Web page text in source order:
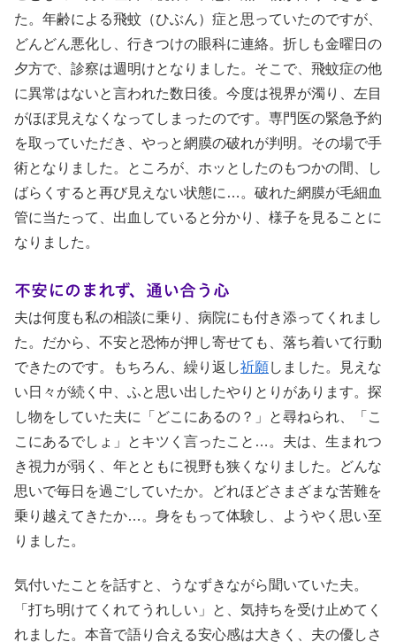
た。年齢による飛蚊（ひぶん）症と思っていたのですが、
どんどん悪化し、行きつけの眼科に連絡。折しも金曜日の
夕方で、診察は週明けとなりました。そこで、飛蚊症の他
に異常はないと言われた数日後。今度は視界が濁り、左目
がほぼ見えなくなってしまったのです。専門医の緊急予約
を取っていただき、やっと網膜の破れが判明。その場で手
術となりました。ところが、ホッとしたのもつかの間、し
ばらくすると再び見えない状態に…。破れた網膜が毛細血
管に当たって、出血していると分かり、様子を見ることに
なりました。
不安にのまれず、通い合う心
夫は何度も私の相談に乗り、病院にも付き添ってくれまし
た。だから、不安と恐怖が押し寄せても、落ち着いて行動
できたのです。もちろん、繰り返し祈願しました。見えな
い日々が続く中、ふと思い出したやりとりがあります。探
し物をしていた夫に「どこにあるの？」と尋ねられ、「こ
こにあるでしょ」とキツく言ったこと…。夫は、生まれつ
き視力が弱く、年とともに視野も狭くなりました。どんな
思いで毎日を過ごしていたか。どれほどさまざまな苦難を
乗り越えてきたか…。身をもって体験し、ようやく思い至
りました。
気付いたことを話すと、うなずきながら聞いていた夫。
「打ち明けてくれてうれしい」と、気持ちを受け止めてく
れました。本音で語り合える安心感は大きく、夫の優しさ